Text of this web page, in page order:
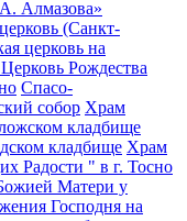
Алмазова»
(Санкт-
церковь на
Рождества
Спасо-
собор Храм
кладбище
кладбище Храм
Радости " в г. Тосно
Матери у
Господня на